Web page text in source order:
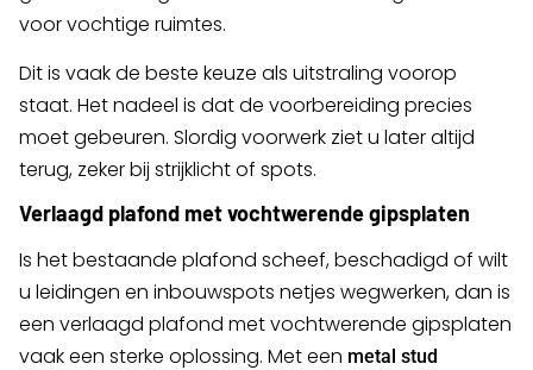
voor vochtige ruimtes.
Dit is vaak de beste keuze als uitstraling voorop
staat. Het nadeel is dat de voorbereiding precies
moet gebeuren. Slordig voorwerk ziet u later altijd
terug, zeker bij strijklicht of spots.
Verlaagd plafond met vochtwerende gipsplaten
Is het bestaande plafond scheef, beschadigd of wilt
u leidingen en inbouwspots netjes wegwerken, dan is
een verlaagd plafond met vochtwerende gipsplaten
vaak een sterke oplossing. Met een metal stud